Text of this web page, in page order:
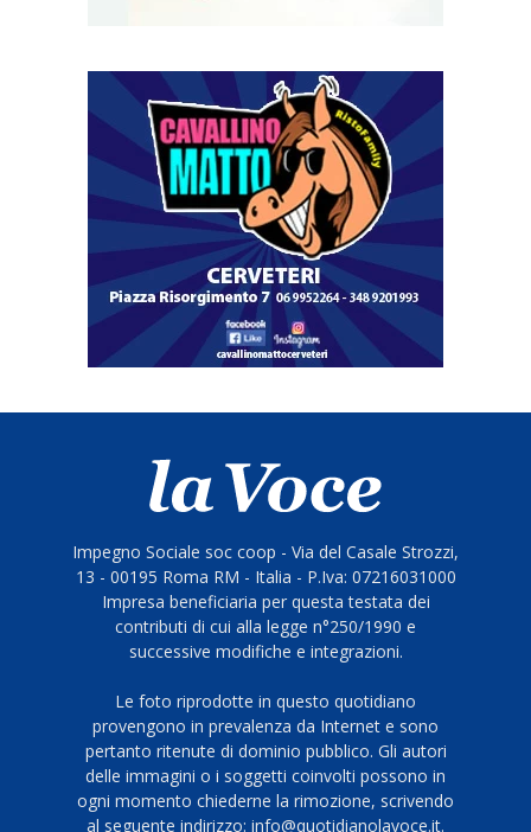
Impegno Sociale soc coop - Via del Casale Strozzi,
13 - 00195 Roma RM - Italia - P.Iva: 07216031000
Impresa beneficiaria per questa testata dei
contributi di cui alla legge n°250/1990 e
successive modifiche e integrazioni.
Le foto riprodotte in questo quotidiano
provengono in prevalenza da Internet e sono
pertanto ritenute di dominio pubblico. Gli autori
delle immagini o i soggetti coinvolti possono in
ogni momento chiederne la rimozione, scrivendo
al seguente indirizzo: info@quotidianolavoce.it.